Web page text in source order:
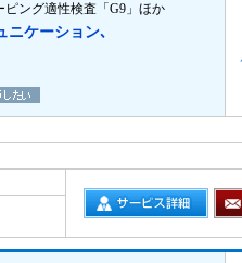
ング適性検査「G9」ほか
ニケーション､